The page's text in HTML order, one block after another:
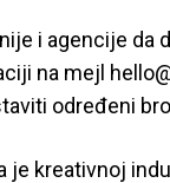
i agencije da
na mejl
određeni
je kreativnoj